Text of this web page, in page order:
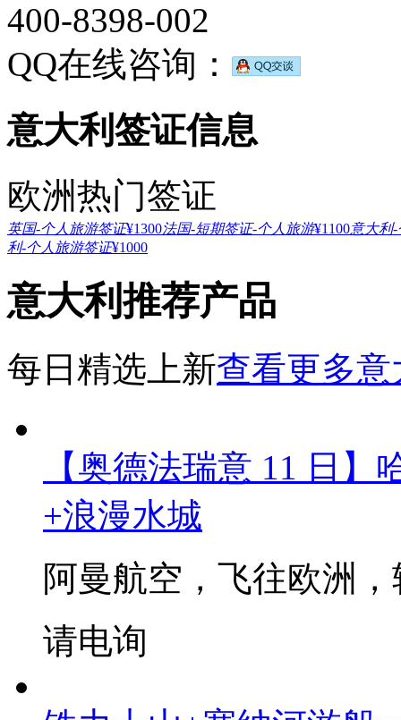
400-8398-002
QQ在线咨询：
意大利签证信息
欧洲热门签证
英国-个人旅游签证
意大利推荐产品
每日精选上新
【奥德法瑞意 11 日】